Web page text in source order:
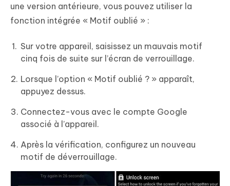
une version antérieure, vous pouvez utiliser la
fonction intégrée « Motif oublié » :
Sur votre appareil, saisissez un mauvais motif
cinq fois de suite sur l’écran de verrouillage.
Lorsque l’option « Motif oublié ? » apparaît,
appuyez dessus.
Connectez-vous avec le compte Google
associé à l’appareil.
Après la vérification, configurez un nouveau
motif de déverrouillage.